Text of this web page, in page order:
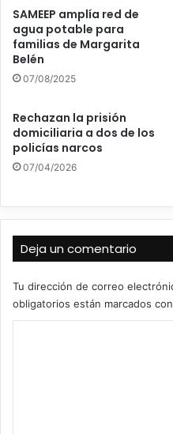
SAMEEP amplía red de
agua potable para
familias de Margarita
Belén
07/08/2025
Rechazan la prisión
domiciliaria a dos de los
policías narcos
07/04/2026
Deja un comentario
Tu dirección de correo
obligatorios están marcados con